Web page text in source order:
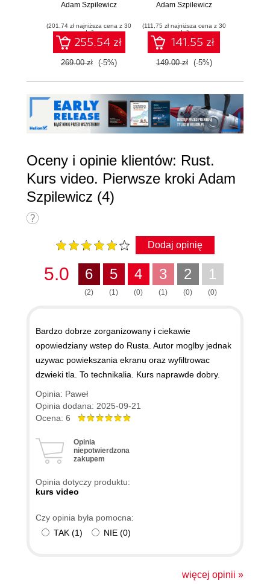
prognoz i analiz
Adam Szpilewicz
(201,74 zł najniższa cena z 30
dni)
255.54 zł
269.00 zł (-5%)
Adam Szpilewicz
(111,75 zł najniższa cena z 30
dni)
141.55 zł
149.00 zł (-5%)
Oceny i opinie klientów: Rust.
Kurs video. Pierwsze kroki Adam
Szpilewicz (4)
Dodaj opinię
5.0 6
(2)
5
(1)
4
(0)
3
(1)
2
(0)
1
(0)
Bardzo dobrze zorganizowany i ciekawie
opowiedziany wstep do Rusta. Autor moglby jednak
uzywac powiekszania ekranu oraz wyfiltrowac
dzwieki tla. To technikalia. Kurs naprawde dobry.
Opinia: Paweł
Opinia dodana: 2025-09-21
Ocena: 6
Opinia
niepotwierdzona
zakupem
Opinia dotyczy produktu:
kurs video
Czy opinia była pomocna:
TAK (1) NIE (0)
więcej opinii »